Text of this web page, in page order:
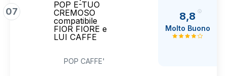
07
POP E-TUO
CREMOSO
compatibile
FIOR FIORE e
LUI CAFFE
POP CAFFE'
8,8
Molto Buono